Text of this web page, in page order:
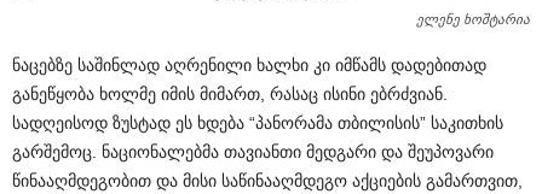
ელენე ხოშტარია
ნაცებზე საშინლად აღრენილი ხალხი კი იმწამს დადებითად
განეწყობა ხოლმე იმის მიმართ, რასაც ისინი ებრძვიან.
სადღეისოდ ზუსტად ეს ხდება “პანორამა თბილისის” საკითხის
გარშემოც. ნაციონალებმა თავიანთი მედგარი და შეუპოვარი
წინააღმდეგობით და მისი საწინააღმდეგო აქციების გამართვით,